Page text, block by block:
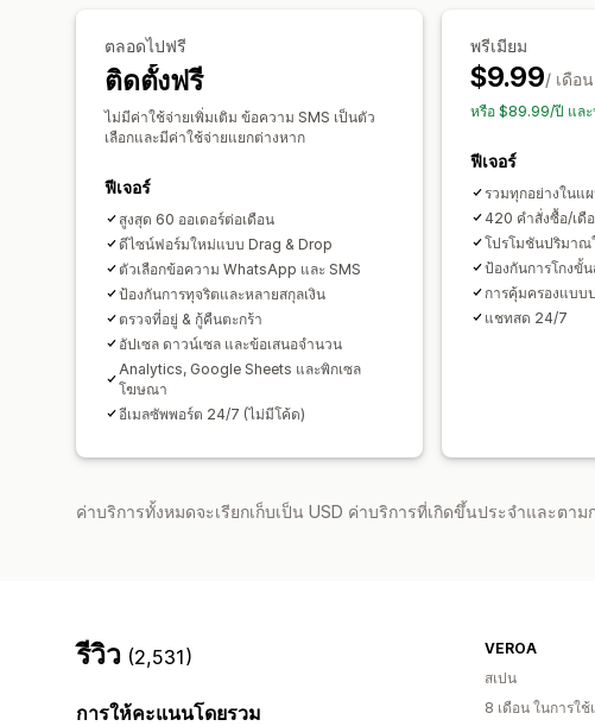
ตลอดไปฟรี
ติดตั้งฟรี
ไม่มีค่าใช้จ่ายเพิ่มเติม ข้อความ SMS เป็นตัว
เลือกและมีค่าใช้จ่ายแยกต่างหาก
ฟีเจอร์
สูงสุด 60 ออเดอร์ต่อเดือน
ดีไซน์ฟอร์มใหม่แบบ Drag & Drop
ตัวเลือกข้อความ WhatsApp และ SMS
ป้องกันการทุจริตและหลายสกุลเงิน
ตรวจที่อยู่ & กู้คืนตะกร้า
อัปเซล ดาวน์เซล และข้อเสนอจำนวน
Analytics, Google Sheets และพิกเซล
โฆษณา
อีเมลซัพพอร์ต 24/7 (ไม่มีโค้ด)
พรีเมียม
$9.99/ เดือน
หรือ $89.99/ปี และ
ฟีเจอร์
รวมทุกอย่างในแ
420 คำสั่งซื้อ/เดื
โปรโมชันปริมาณ
ป้องกันการโกงขั้น
การคุ้มครองแบบ
แชทสด 24/7
ค่าบริการทั้งหมดจะเรียกเก็บเป็น USD ค่าบริการที่เกิดขึ้นประจำและตาม
รีวิว (2,531)
การให้คะแนนโดยรวม
VEROA
สเปน
8 เดือน ในการใช้